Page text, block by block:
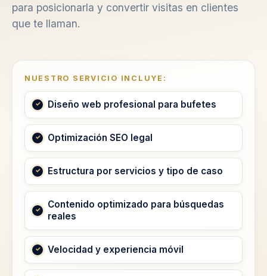
para posicionarla y convertir visitas en clientes
que te llaman.
NUESTRO SERVICIO INCLUYE:
Diseño web profesional para bufetes
Optimización SEO legal
Estructura por servicios y tipo de caso
Contenido optimizado para búsquedas
reales
Velocidad y experiencia móvil